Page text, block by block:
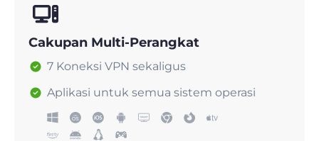
Cakupan Multi-Perangkat
7 Koneksi VPN sekaligus
Aplikasi untuk semua sistem operasi